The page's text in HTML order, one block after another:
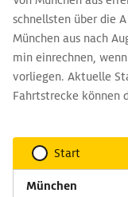
schnellsten über die
München aus nach
min einrechnen,
vorliegen. Aktuelle
Fahrtstrecke können
Start
München